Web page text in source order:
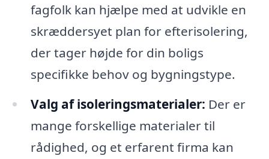
fagfolk kan hjælpe med at udvikle en
skræddersyet plan for efterisolering,
der tager højde for din boligs
specifikke behov og bygningstype.
Valg af isoleringsmaterialer: Der er
mange forskellige materialer til
rådighed, og et erfarent firma kan